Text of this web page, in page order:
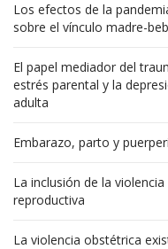
Los efectos de la
sobre el vínculo madre-
El papel mediador del
estrés parental y la
adulta
Embarazo, parto y
La inclusión de la
reproductiva
La violencia obstétrica